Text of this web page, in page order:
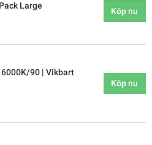
Large
Köp nu
6000K/90 | Vikbart
Köp nu